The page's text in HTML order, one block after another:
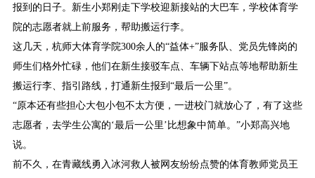
报到的日子。新生小郑刚走下学校迎新接站的大巴车，学校体育学
院的志愿者就上前服务，帮助搬运行李。
这几天，杭师大体育学院300余人的“益体+”服务队、党员先锋岗的
师生们格外忙碌，他们在新生接驳车点、车辆下站点等地帮助新生
搬运行李、指引路线，打通新生报到“最后一公里”。
“原本还有些担心大包小包不太方便，一进校门就放心了，有了这些
志愿者，去学生公寓的‘最后一公里’比想象中简单。”小郑高兴地
说。
前不久，在青藏线勇入冰河救人被网友纷纷点赞的体育教师党员王